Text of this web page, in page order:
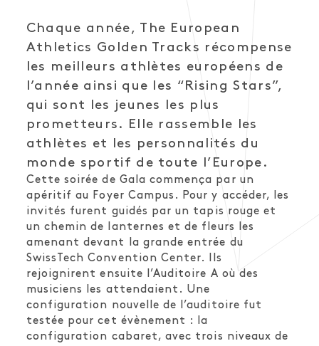
Chaque année, The European
Athletics Golden Tracks récompense
les meilleurs athlètes européens de
l’année ainsi que les “Rising Stars”,
qui sont les jeunes les plus
prometteurs. Elle rassemble les
athlètes et les personnalités du
monde sportif de toute l’Europe.
Cette soirée de Gala commença par un
apéritif au Foyer Campus. Pour y accéder, les
invités furent guidés par un tapis rouge et
un chemin de lanternes et de fleurs les
amenant devant la grande entrée du
SwissTech Convention Center. Ils
rejoignirent ensuite l’Auditoire A où des
musiciens les attendaient. Une
configuration nouvelle de l’auditoire fut
testée pour cet évènement : la
configuration cabaret, avec trois niveaux de